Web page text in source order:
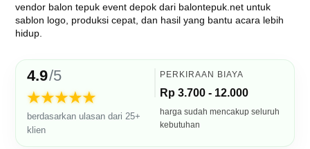
vendor balon tepuk event depok dari balontepuk.net untuk
sablon logo, produksi cepat, dan hasil yang bantu acara lebih
hidup.
4.9/5
★★★★★
berdasarkan ulasan dari 25+
klien
PERKIRAAN BIAYA
Rp 3.700 - 12.000
harga sudah mencakup seluruh
kebutuhan